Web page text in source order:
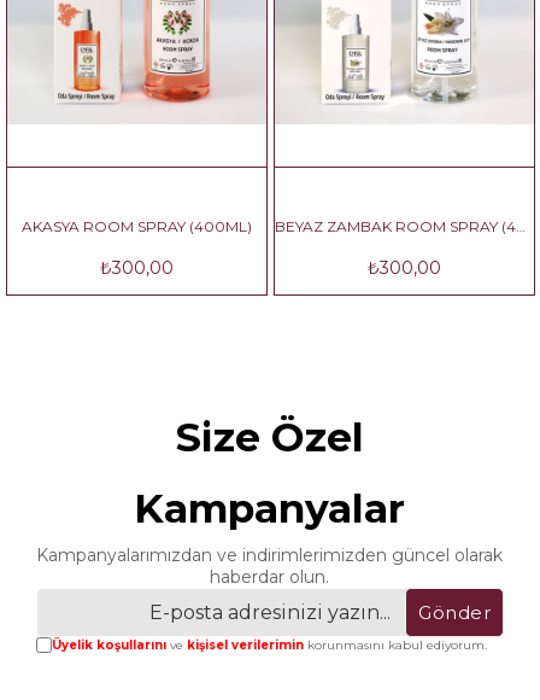
ROOM SPRAY (400ML)
₺300,00
BEYAZ ZAMBAK ROOM SPRAY (400 ML)
₺300,00
Size Özel
Kampanyalar
Kampanyalarımızdan ve indirimlerimizden güncel olarak
haberdar olun.
Gönder
Üyelik koşullarınıve kişisel verileriminkorunmasını kabul ediyorum.